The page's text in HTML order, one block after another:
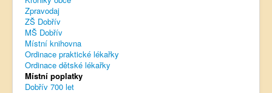
Obec Pavlovsko
Virtuální prohlídka
Zpravodaj
ZŠ Dobřív
MŠ Dobřív
Místní knihovna
Ordinace praktické lékařky
Ordinace dětské lékařky
Místní poplatky
Dobřív 700 let